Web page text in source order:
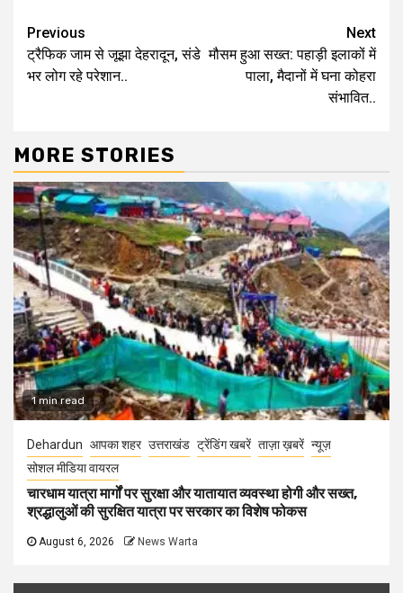
Continue
Reading
Previous
ट्रैफिक जाम से जूझा देहरादून, संडे
भर लोग रहे परेशान..
Next
मौसम हुआ सख्त: पहाड़ी इलाकों में
पाला, मैदानों में घना कोहरा
संभावित..
MORE STORIES
1 min read
Dehardun आपका शहर उत्तराखंड ट्रेंडिंग खबरें ताज़ा ख़बरें न्यूज़
सोशल मीडिया वायरल
चारधाम यात्रा मार्गों पर सुरक्षा और यातायात व्यवस्था होगी और सख्त,
श्रद्धालुओं की सुरक्षित यात्रा पर सरकार का विशेष फोकस
August 6, 2026 News Warta